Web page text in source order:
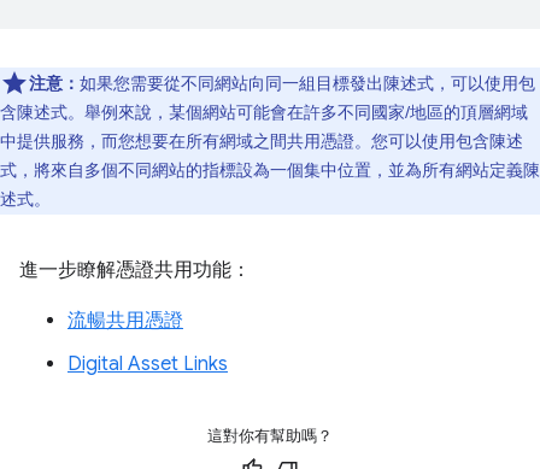
注意： 如果您需要從不同網站向同一組目標發出陳述式，可以使用包
含陳述式。 舉例來說，某個網站可能會在許多不同國家/地區的頂層網域
中提供服務，而您想要在所有網域之間共用憑證。您可以使用包含陳述
式，將來自多個不同網站的指標設為一個集中位置，並為所有網站定義陳
述式。
進一步瞭解憑證共用功能：
流暢共用憑證
Digital Asset Links
這對你有幫助嗎？